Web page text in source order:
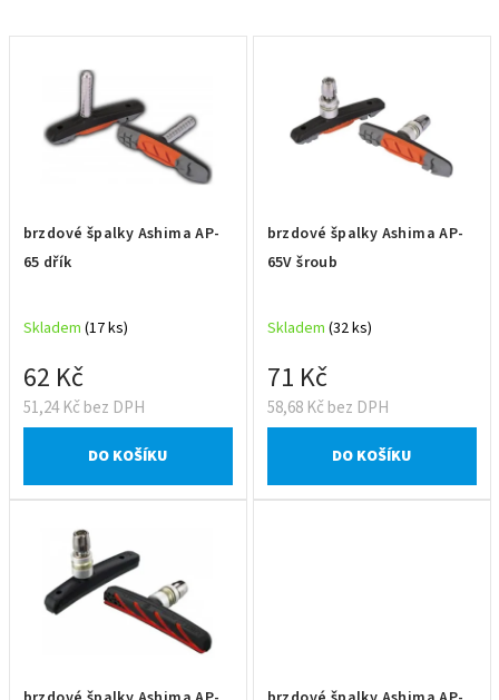
r
o
k
ů
brzdové špalky Ashima AP-
65 dřík
Skladem (17 ks)
51,24 Kč bez DPH
62 Kč
DO KOŠÍKU
brzdové špalky Ashima AP-
65V šroub
Skladem (32 ks)
58,68 Kč bez DPH
71 Kč
DO KOŠÍKU